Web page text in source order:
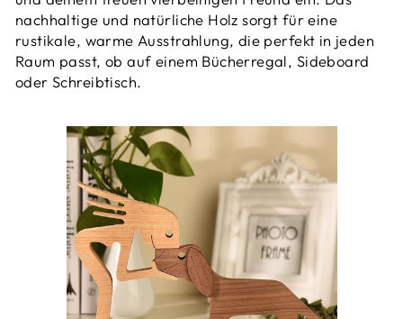
nachhaltige und natürliche Holz sorgt für eine
rustikale, warme Ausstrahlung, die perfekt in jeden
Raum passt, ob auf einem Bücherregal, Sideboard
oder Schreibtisch.